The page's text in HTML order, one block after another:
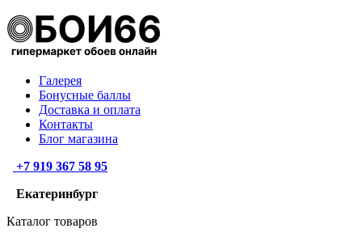
Галерея
Бонусные баллы
Доставка и оплата
Контакты
Блог магазина
+7 919 367 58 95
Екатеринбург
Каталог товаров